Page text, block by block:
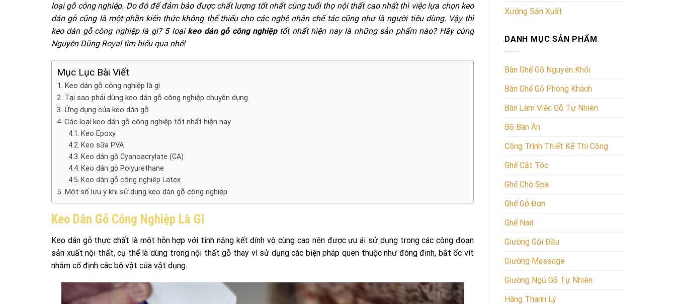
loại gỗ công nghiệp. Do đó để đảm bảo được chất lượng tốt nhất cùng tuổi thọ nội thất cao nhất thì việc lựa chọn keo
dán gỗ cũng là một phần kiến thức không thể thiếu cho các nghệ nhân chế tác cũng như là người tiêu dùng. Vậy thì
keo dán gỗ công nghiệp là gì? 5 loại keo dán gỗ công nghiệptốt nhất hiện nay là những sản phẩm nào? Hãy cùng
Nguyễn Dũng Royal tìm hiểu qua nhé!
Mục Lục Bài Viết
Keo dán gỗ công nghiệp là gì
Tại sao phải dùng keo dán gỗ công nghiệp chuyên dụng
Ứng dụng của keo dán gỗ
Các loại keo dán gỗ công nghiệp tốt nhất hiện nay
Keo Epoxy
Keo sữa PVA
Keo dán gỗ Cyanoacrylate (CA)
Keo dán gỗ Polyurethane
Keo dán gỗ công nghiệp Latex
Một số lưu ý khi sử dụng keo dán gỗ công nghiệp
Keo Dán Gỗ Công Nghiệp Là Gì
Keo dán gỗ thực chất là một hỗn hợp với tính năng kết dính vô cùng cao nên được ưu ái sử dụng trong các công đoạn
sản xuất nội thất, cụ thể là dùng trong nội thất gỗ thay vì sử dụng các biện pháp quen thuộc như đóng đinh, bắt ốc vít
nhằm cố định các bộ vật của vật dụng.
Xưởng Sản Xuất
DANH MỤC SẢN PHẨM
Bàn Ghế Gỗ Nguyên Khối
Bàn Ghế Gỗ Phòng Khách
Bàn Làm Việc Gỗ Tự Nhiên
Bộ Bàn Ăn
Công Trình Thiết Kế Thi Công
Ghế Cắt Tóc
Ghế Chờ Spa
Ghế Gỗ Đơn
Ghế Nail
Giường Gội Đầu
Giường Massage
Giường Ngủ Gỗ Tự Nhiên
Hàng Thanh Lý